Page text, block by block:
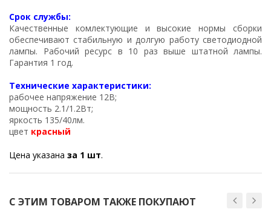
Срок службы:
Качественные комлектующие и высокие нормы сборки
обеспечивают стабильную и долгую работу светодиодной
лампы. Рабочий ресурс в 10 раз выше штатной лампы.
Гарантия 1 год.
Технические характеристики:
рабочее напряжение 12В;
мощность 2.1/1.2Вт;
яркость 135/40лм.
цвет красный
Цена указана за 1 шт.
С ЭТИМ ТОВАРОМ ТАКЖЕ ПОКУПАЮТ